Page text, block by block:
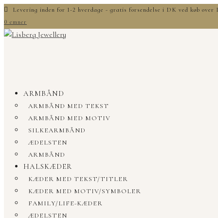
Levering inden for 1-2 hverdage - gratis forsendelse i DK ved køb
0 emner
ARMBÅND
ARMBÅND MED TEKST
ARMBÅND MED MOTIV
SILKEARMBÅND
ÆDELSTEN
ARMBÅND
HALSKÆDER
KÆDER MED TEKST/TITLER
KÆDER MED MOTIV/SYMBOLER
FAMILY/LIFE-KÆDER
ÆDELSTEN